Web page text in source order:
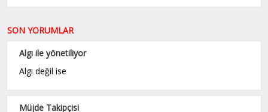
SON YORUMLAR
Algı ile yönetiliyor
Algı değil ise
Müjde Takipçisi